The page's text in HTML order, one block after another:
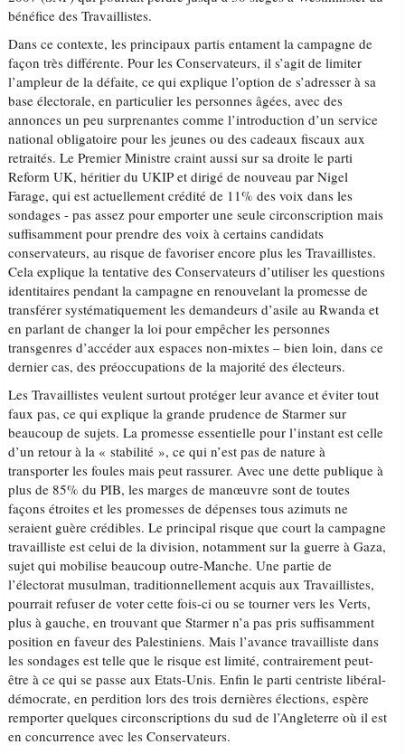
bénéfice des Travaillistes.
Dans ce contexte, les principaux partis entament la campagne de
façon très différente. Pour les Conservateurs, il s’agit de limiter
l’ampleur de la défaite, ce qui explique l’option de s’adresser à sa
base électorale, en particulier les personnes âgées, avec des
annonces un peu surprenantes comme l’introduction d’un service
national obligatoire pour les jeunes ou des cadeaux fiscaux aux
retraités. Le Premier Ministre craint aussi sur sa droite le parti
Reform UK, héritier du UKIP et dirigé de nouveau par Nigel
Farage, qui est actuellement crédité de 11% des voix dans les
sondages - pas assez pour emporter une seule circonscription mais
suffisamment pour prendre des voix à certains candidats
conservateurs, au risque de favoriser encore plus les Travaillistes.
Cela explique la tentative des Conservateurs d’utiliser les questions
identitaires pendant la campagne en renouvelant la promesse de
transférer systématiquement les demandeurs d’asile au Rwanda et
en parlant de changer la loi pour empêcher les personnes
transgenres d’accéder aux espaces non-mixtes – bien loin, dans ce
dernier cas, des préoccupations de la majorité des électeurs.
Les Travaillistes veulent surtout protéger leur avance et éviter tout
faux pas, ce qui explique la grande prudence de Starmer sur
beaucoup de sujets. La promesse essentielle pour l’instant est celle
d’un retour à la « stabilité », ce qui n’est pas de nature à
transporter les foules mais peut rassurer. Avec une dette publique à
plus de 85% du PIB, les marges de manœuvre sont de toutes
façons étroites et les promesses de dépenses tous azimuts ne
seraient guère crédibles. Le principal risque que court la campagne
travailliste est celui de la division, notamment sur la guerre à Gaza,
sujet qui mobilise beaucoup outre-Manche. Une partie de
l’électorat musulman, traditionnellement acquis aux Travaillistes,
pourrait refuser de voter cette fois-ci ou se tourner vers les Verts,
plus à gauche, en trouvant que Starmer n’a pas pris suffisamment
position en faveur des Palestiniens. Mais l’avance travailliste dans
les sondages est telle que le risque est limité, contrairement peut-
être à ce qui se passe aux Etats-Unis. Enfin le parti centriste libéral-
démocrate, en perdition lors des trois dernières élections, espère
remporter quelques circonscriptions du sud de l’Angleterre où il est
en concurrence avec les Conservateurs.